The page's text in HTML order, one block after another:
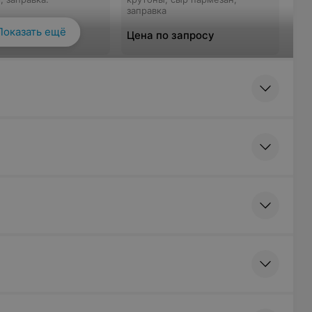
заправка
Цена по запросу
ещё